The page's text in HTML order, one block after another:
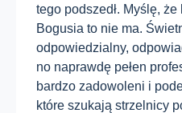
tego podszedł. Myślę,
Bogusia to nie ma.
odpowiedzialny,
no naprawdę pełen
bardzo zadowoleni i
które szukają strzelnicy